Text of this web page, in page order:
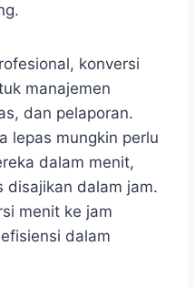
konversi
manajemen
dan pelaporan.
lepas mungkin perlu
dalam menit,
disajikan dalam jam.
menit ke jam
dalam